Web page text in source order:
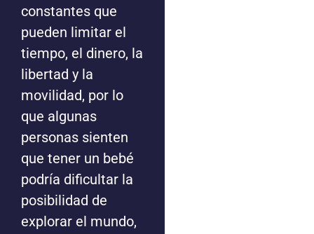
constantes que
pueden limitar el
tiempo, el dinero, la
libertad y la
movilidad, por lo
que algunas
personas sienten
que tener un bebé
podría dificultar la
posibilidad de
explorar el mundo,